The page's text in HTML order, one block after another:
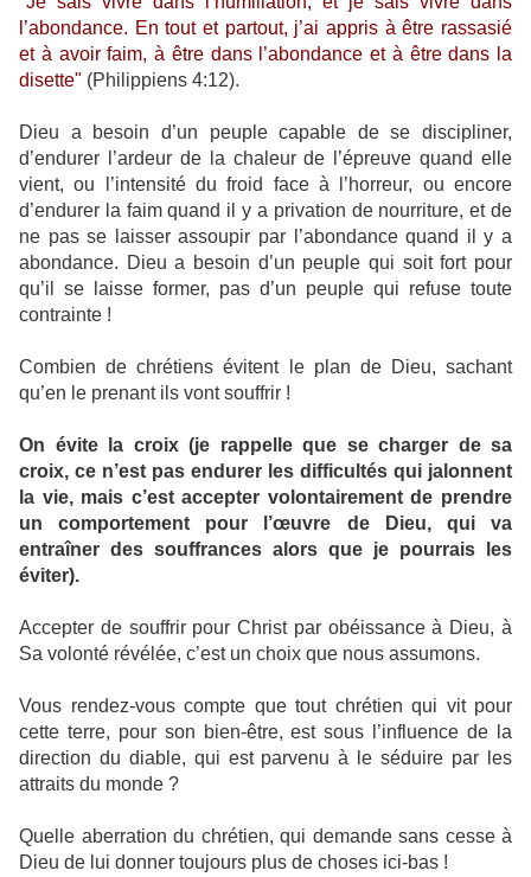
l’abondance. En tout et partout, j’ai appris à être rassasié
et à avoir faim, à être dans l’abondance et à être dans la
disette" (Philippiens 4:12).
Dieu a besoin d’un peuple capable de se discipliner,
d’endurer l’ardeur de la chaleur de l’épreuve quand elle
vient, ou l’intensité du froid face à l’horreur, ou encore
d’endurer la faim quand il y a privation de nourriture, et de
ne pas se laisser assoupir par l’abondance quand il y a
abondance. Dieu a besoin d’un peuple qui soit fort pour
qu’il se laisse former, pas d’un peuple qui refuse toute
contrainte !
Combien de chrétiens évitent le plan de Dieu, sachant
qu’en le prenant ils vont souffrir !
On évite la croix (je rappelle que se charger de sa
croix, ce n’est pas endurer les difficultés qui jalonnent
la vie, mais c’est accepter volontairement de prendre
un comportement pour l’œuvre de Dieu, qui va
entraîner des souffrances alors que je pourrais les
éviter).
Accepter de souffrir pour Christ par obéissance à Dieu, à
Sa volonté révélée, c’est un choix que nous assumons.
Vous rendez-vous compte que tout chrétien qui vit pour
cette terre, pour son bien-être, est sous l’influence de la
direction du diable, qui est parvenu à le séduire par les
attraits du monde ?
Quelle aberration du chrétien, qui demande sans cesse à
Dieu de lui donner toujours plus de choses ici-bas !